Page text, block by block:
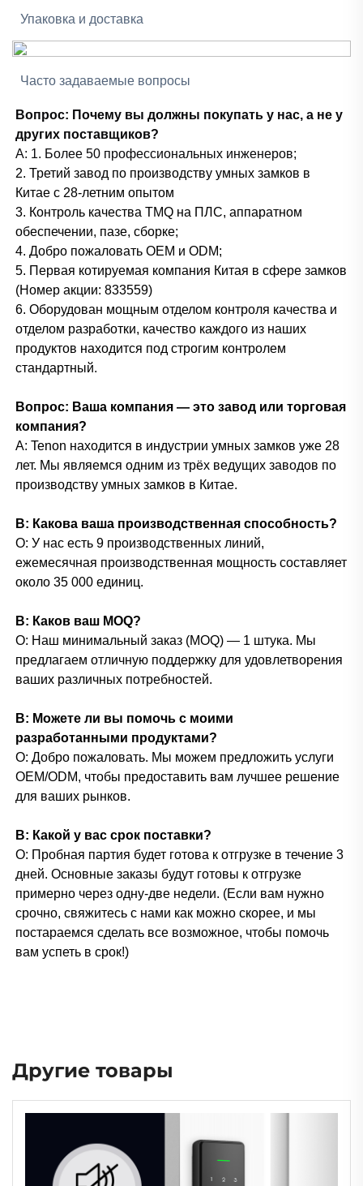
Упаковка и доставка
Часто задаваемые вопросы
Вопрос: Почему вы должны покупать у нас, а не у
других поставщиков?
A: 1. Более 50 профессиональных инженеров;
2. Третий завод по производству умных замков в
Китае с 28-летним опытом
3. Контроль качества TMQ на ПЛС, аппаратном
обеспечении, пазе, сборке;
4. Добро пожаловать OEM и ODM;
5. Первая котируемая компания Китая в сфере замков
(Номер акции: 833559)
6. Оборудован мощным отделом контроля качества и
отделом разработки, качество каждого из наших
продуктов находится под строгим контролем
стандартный.
Вопрос: Ваша компания — это завод или торговая
компания?
A: Tenon находится в индустрии умных замков уже 28
лет. Мы являемся одним из трёх ведущих заводов по
производству умных замков в Китае.
В: Какова ваша производственная способность?
О: У нас есть 9 производственных линий,
ежемесячная производственная мощность составляет
около 35 000 единиц.
В: Каков ваш MOQ?
О: Наш минимальный заказ (MOQ) — 1 штука. Мы
предлагаем отличную поддержку для удовлетворения
ваших различных потребностей.
В: Можете ли вы помочь с моими
разработанными продуктами?
О: Добро пожаловать. Мы можем предложить услуги
OEM/ODM, чтобы предоставить вам лучшее решение
для ваших рынков.
В: Какой у вас срок поставки?
О: Пробная партия будет готова к отгрузке в течение 3
дней. Основные заказы будут готовы к отгрузке
примерно через одну-две недели. (Если вам нужно
срочно, свяжитесь с нами как можно скорее, и мы
постараемся сделать все возможное, чтобы помочь
вам успеть в срок!)
Другие товары